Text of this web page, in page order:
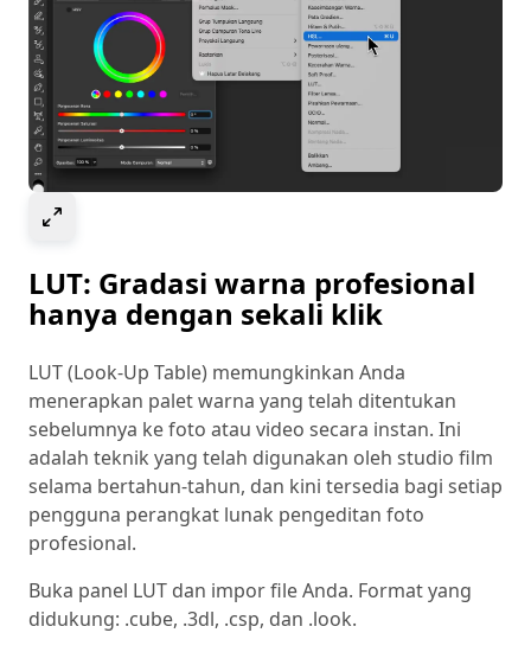
LUT: Gradasi warna profesional
hanya dengan sekali klik
LUT (Look-Up Table) memungkinkan Anda
menerapkan palet warna yang telah ditentukan
sebelumnya ke foto atau video secara instan. Ini
adalah teknik yang telah digunakan oleh studio film
selama bertahun-tahun, dan kini tersedia bagi setiap
pengguna perangkat lunak pengeditan foto
profesional.
Buka panel LUT dan impor file Anda. Format yang
didukung: .cube, .3dl, .csp, dan .look.